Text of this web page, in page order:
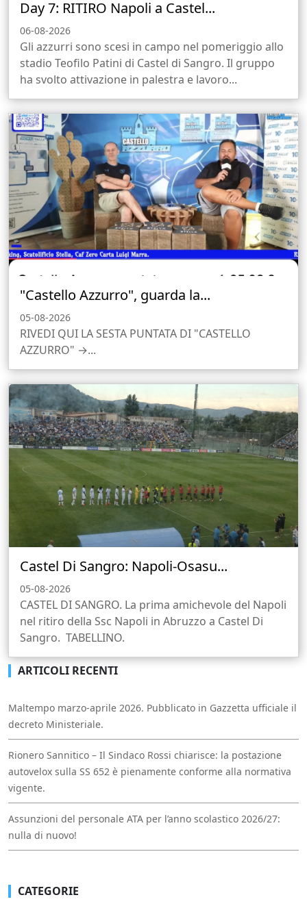
Day 7: RITIRO Napoli a Castel...
06-08-2026
Gli azzurri sono scesi in campo nel pomeriggio allo
stadio Teofilo Patini di Castel di Sangro. Il gruppo
ha svolto attivazione in palestra e lavoro...
"Castello Azzurro", guarda la...
05-08-2026
RIVEDI QUI LA SESTA PUNTATA DI "CASTELLO
AZZURRO" →...
Castel Di Sangro: Napoli-Osasu...
05-08-2026
CASTEL DI SANGRO. La prima amichevole del Napoli
nel ritiro della Ssc Napoli in Abruzzo a Castel Di
Sangro. TABELLINO.
ARTICOLI RECENTI
Maltempo marzo-aprile 2026. Pubblicato in Gazzetta ufficiale il
decreto Ministeriale.
Rionero Sannitico – Il Sindaco Rossi chiarisce: la postazione
autovelox sulla SS 652 è pienamente conforme alla normativa
vigente.
Assunzioni del personale ATA per l’anno scolastico 2026/27:
nulla di nuovo!
CATEGORIE